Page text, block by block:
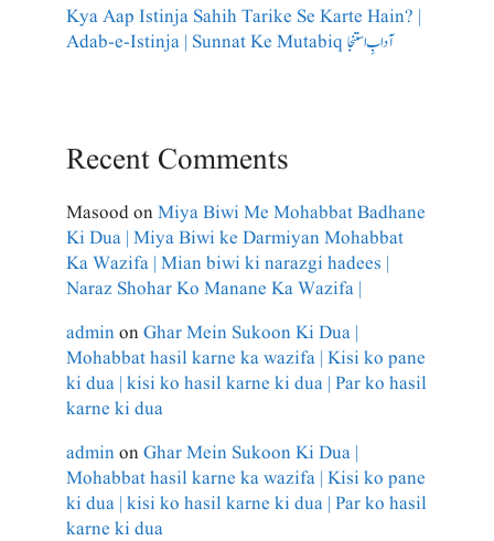
Kya Aap Istinja Sahih Tarike Se Karte Hain? |
Adab-e-Istinja | Sunnat Ke Mutabiq آدابِ استنجا
Recent Comments
MasoodonMiya Biwi Me Mohabbat Badhane
Ki Dua | Miya Biwi ke Darmiyan Mohabbat
Ka Wazifa | Mian biwi ki narazgi hadees |
Naraz Shohar Ko Manane Ka Wazifa |
adminonGhar Mein Sukoon Ki Dua |
Mohabbat hasil karne ka wazifa | Kisi ko pane
ki dua | kisi ko hasil karne ki dua | Par ko hasil
karne ki dua
adminonGhar Mein Sukoon Ki Dua |
Mohabbat hasil karne ka wazifa | Kisi ko pane
ki dua | kisi ko hasil karne ki dua | Par ko hasil
karne ki dua